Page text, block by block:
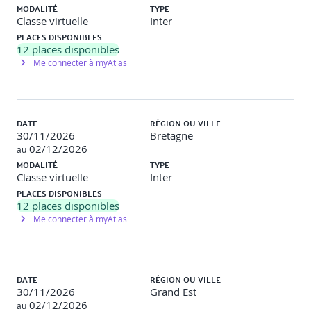
Centraliser l’état avec un store Zustand (création, lecture,
mise à jour de l’état)
Conseils sur l’organisation du code et la structuration des
stores (logique métier, composant et état)
Travaux pratiques
Objectif
: Partager un état entre plusieurs composants
Description: Implémentation d’un panier ou système de
favoris dans l'application
Navigation
navigation
Mise en place de React Navigation : navigation entre
plusieurs écrans, gestion des paramètres
MODALITÉ
Classe virtuelle
TYPE
Inter
PLACES DISPONIBLES
12 places disponibles
Me connecter à myAtlas
DATE
30/11/2026
au 02/12/2026
RÉGION OU VILLE
Bretagne
MODALITÉ
Classe virtuelle
TYPE
Inter
PLACES DISPONIBLES
12 places disponibles
Me connecter à myAtlas
DATE
30/11/2026
au 02/12/2026
RÉGION OU VILLE
Grand Est